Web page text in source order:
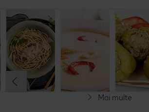
Rețetă: Fasole
bătută
Cel mult 60 minute
Rafinat
carbonara
Cel mult 30 minute
Rafinat
Ciorbă de
burtă
Cel mult 60
Mai multe